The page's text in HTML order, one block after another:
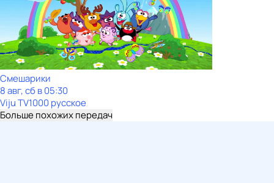
Смешарики
8 авг, сб в 05:30
Viju TV1000 русское
Больше похожих передач